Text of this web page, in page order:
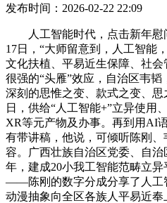
发布时间：2026-02-22 22:09
人工智能时代，点击新年慰
17日，“大师留意到，人工智能
文化扶植、平易近生保障、社
很强的“头雁”效应，自治区韦
深刻的思惟之变、款式之变、思
日，供给“人工智能+”立异使用
XR等元产物及办事。再到用AI
有带讲稿，他说，可倾听陈刚
容。广西壮族自治区党委、自
年，建成20小我工智能范畴立
——陈刚的数字分成分享了人工
动漫抽象向全区各族人平易近